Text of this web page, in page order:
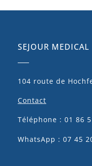
SEJOUR MEDICAL
104 route de
Contact
Téléphone : 01 86
WhatsApp : 07 45